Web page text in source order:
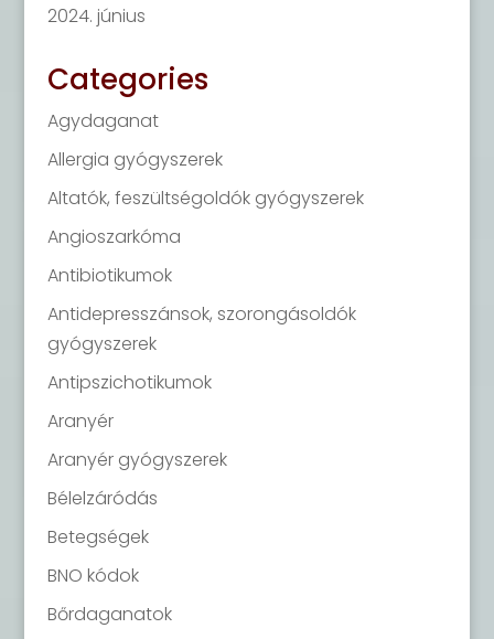
2024. június
Categories
Agydaganat
Allergia gyógyszerek
Altatók, feszültségoldók gyógyszerek
Angioszarkóma
Antibiotikumok
Antidepresszánsok, szorongásoldók
gyógyszerek
Antipszichotikumok
Aranyér
Aranyér gyógyszerek
Bélelzáródás
Betegségek
BNO kódok
Bőrdaganatok